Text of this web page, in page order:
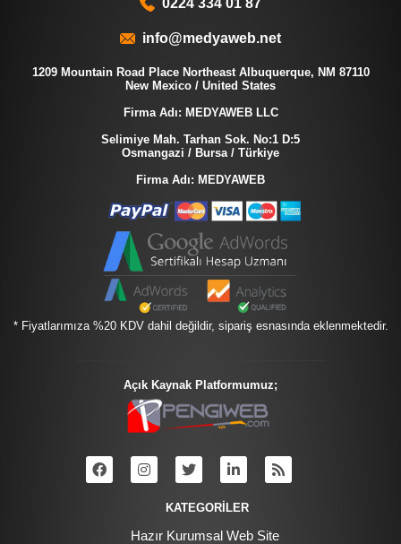
0224 334 01 87
info@medyaweb.net
1209 Mountain Road Place Northeast Albuquerque, NM 87110
New Mexico / United States
Firma Adı: MEDYAWEB LLC
Selimiye Mah. Tarhan Sok. No:1 D:5
Osmangazi / Bursa / Türkiye
Firma Adı: MEDYAWEB
* Fiyatlarımıza %20 KDV dahil değildir, sipariş esnasında eklenmektedir.
Açık Kaynak Platformumuz;
KATEGORİLER
Hazır Kurumsal Web Site